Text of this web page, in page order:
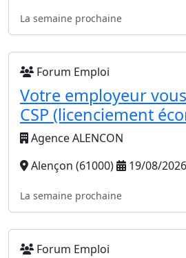
La semaine prochaine
Forum Emploi
Votre employeur
CSP (licenciement
Agence ALENCON
Alençon (61000)
19/08/
La semaine prochaine
Forum Emploi